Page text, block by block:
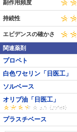
副作用頻度
持続性
エビデンスの確かさ
関連薬剤
プロペト
白色ワセリン「日医工」
ソルベース
オリブ油「日医工」
プラスチベース